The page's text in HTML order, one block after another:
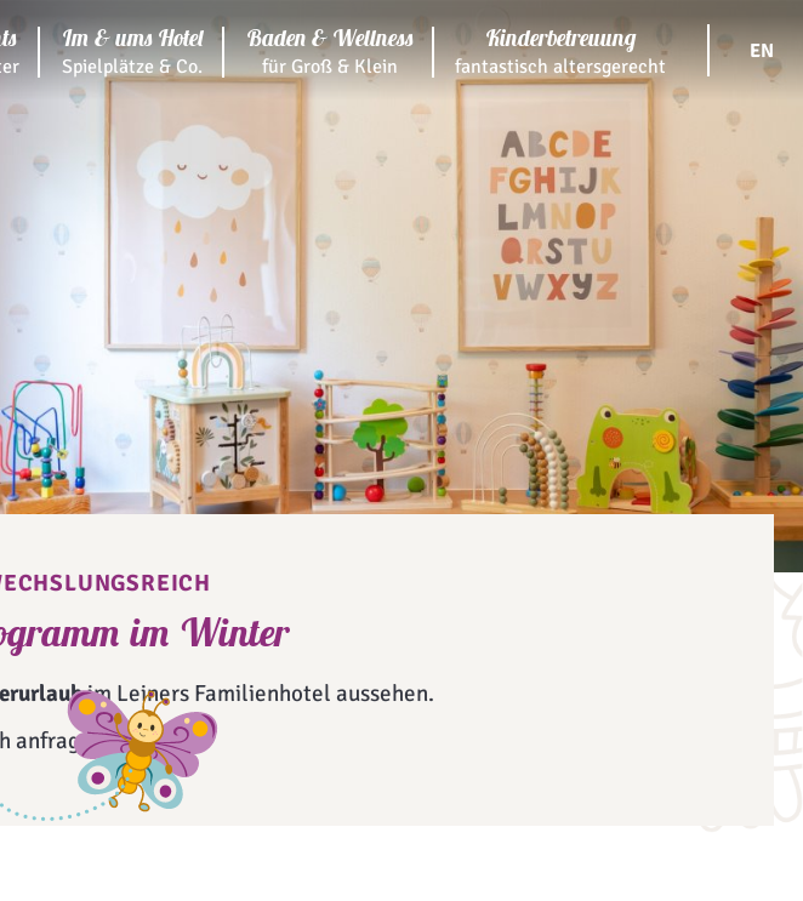
Im & ums Hotel
Spielplätze & Co.
Baden & Wellness
für Groß & Klein
Kinderbetreuung
fantastisch altersgerecht
EN
im Winter
im Leiners Familienhotel aussehen.
anfragen